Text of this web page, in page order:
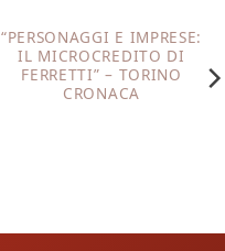
“PERSONAGGI E IMPRESE:
IL MICROCREDITO DI
FERRETTI” – TORINO
CRONACA